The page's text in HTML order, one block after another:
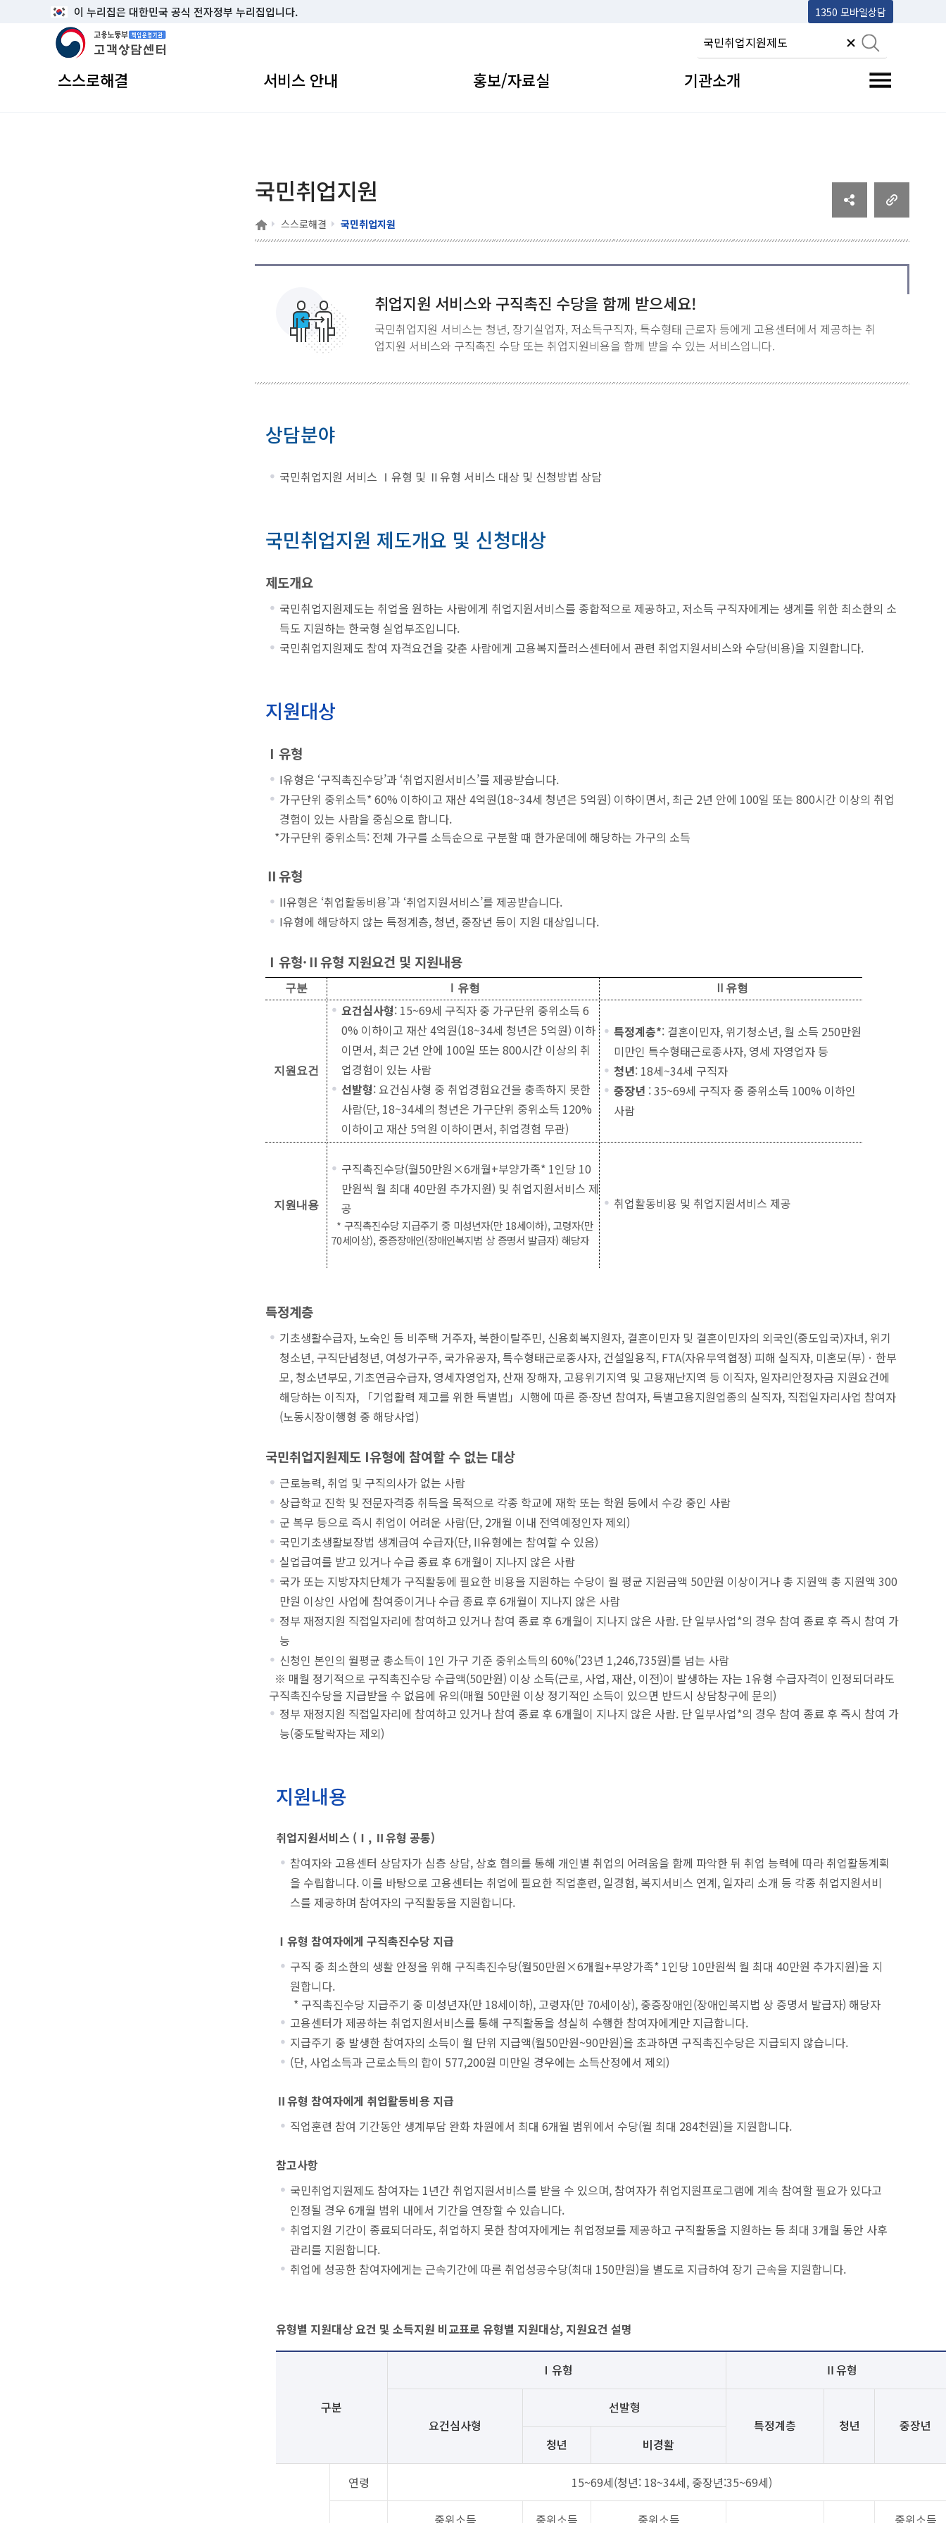
이 누리집은 대한민국 공식 전자정부 누리집입니다. 1350 모바일상담
고용노동부 책임운영기관 고객상담센터
스스로해결 서비스 안내 홍보/자료실 기관소개 전체메뉴 토글
국민취업지원
홈 스스로해결 국민취업지원
취업지원 서비스와 구직촉진 수당을 함께 받으세요!
국민취업지원 서비스는 청년, 장기실업자, 저소득구직자, 특수형태 근로자 등에게 고용센터에서 제공하는 취
업지원 서비스와 구직촉진 수당 또는 취업지원비용을 함께 받을 수 있는 서비스입니다.
상담분야
국민취업지원 서비스 Ⅰ유형 및 Ⅱ유형 서비스 대상 및 신청방법 상담
국민취업지원 제도개요 및 신청대상
제도개요
국민취업지원제도는 취업을 원하는 사람에게 취업지원서비스를 종합적으로 제공하고, 저소득 구직자에게는 생계를 위한 최소한의 소
득도 지원하는 한국형 실업부조입니다.
국민취업지원제도 참여 자격요건을 갖춘 사람에게 고용복지플러스센터에서 관련 취업지원서비스와 수당(비용)을 지원합니다.
지원대상
Ⅰ유형
I유형은 ‘구직촉진수당’과 ‘취업지원서비스’를 제공받습니다.
가구단위 중위소득* 60% 이하이고 재산 4억원(18~34세 청년은 5억원) 이하이면서, 최근 2년 안에 100일 또는 800시간 이상의 취업
경험이 있는 사람을 중심으로 합니다.
*가구단위 중위소득: 전체 가구를 소득순으로 구분할 때 한가운데에 해당하는 가구의 소득
Ⅱ유형
II유형은 ‘취업활동비용’과 ‘취업지원서비스’를 제공받습니다.
I유형에 해당하지 않는 특정계층, 청년, 중장년 등이 지원 대상입니다.
Ⅰ유형·Ⅱ유형 지원요건 및 지원내용
구분 Ⅰ유형 Ⅱ유형
지원요건
요건심사형: 15~69세 구직자 중 가구단위 중위소득 6
0% 이하이고 재산 4억원(18~34세 청년은 5억원) 이하
이면서, 최근 2년 안에 100일 또는 800시간 이상의 취
업경험이 있는 사람
선발형: 요건심사형 중 취업경험요건을 충족하지 못한
사람(단, 18~34세의 청년은 가구단위 중위소득 120%
이하이고 재산 5억원 이하이면서, 취업경험 무관)
특정계층*: 결혼이민자, 위기청소년, 월 소득 250만원
미만인 특수형태근로종사자, 영세 자영업자 등
청년: 18세~34세 구직자
중장년 : 35~69세 구직자 중 중위소득 100% 이하인
사람
지원내용
구직촉진수당(월50만원×6개월+부양가족* 1인당 10
만원씩 월 최대 40만원 추가지원) 및 취업지원서비스 제
공
* 구직촉진수당 지급주기 중 미성년자(만 18세이하), 고령자(만
70세이상), 중증장애인(장애인복지법 상 증명서 발급자) 해당자
취업활동비용 및 취업지원서비스 제공
특정계층
기초생활수급자, 노숙인 등 비주택 거주자, 북한이탈주민, 신용회복지원자, 결혼이민자 및 결혼이민자의 외국인(중도입국)자녀, 위기
청소년, 구직단념청년, 여성가구주, 국가유공자, 특수형태근로종사자, 건설일용직, FTA(자유무역협정) 피해 실직자, 미혼모(부)ㆍ한부
모, 청소년부모, 기초연금수급자, 영세자영업자, 산재 장해자, 고용위기지역 및 고용재난지역 등 이직자, 일자리안정자금 지원요건에
해당하는 이직자, 「기업활력 제고를 위한 특별법」시행에 따른 중·장년 참여자, 특별고용지원업종의 실직자, 직접일자리사업 참여자
(노동시장이행형 중 해당사업)
국민취업지원제도 I유형에 참여할 수 없는 대상
근로능력, 취업 및 구직의사가 없는 사람
상급학교 진학 및 전문자격증 취득을 목적으로 각종 학교에 재학 또는 학원 등에서 수강 중인 사람
군 복무 등으로 즉시 취업이 어려운 사람(단, 2개월 이내 전역예정인자 제외)
국민기초생활보장법 생계급여 수급자(단, II유형에는 참여할 수 있음)
실업급여를 받고 있거나 수급 종료 후 6개월이 지나지 않은 사람
국가 또는 지방자치단체가 구직활동에 필요한 비용을 지원하는 수당이 월 평균 지원금액 50만원 이상이거나 총 지원액 총 지원액 300
만원 이상인 사업에 참여중이거나 수급 종료 후 6개월이 지나지 않은 사람
정부 재정지원 직접일자리에 참여하고 있거나 참여 종료 후 6개월이 지나지 않은 사람. 단 일부사업*의 경우 참여 종료 후 즉시 참여 가
능
신청인 본인의 월평균 총소득이 1인 가구 기준 중위소득의 60%('23년 1,246,735원)를 넘는 사람
※ 매월 정기적으로 구직촉진수당 수급액(50만원) 이상 소득(근로, 사업, 재산, 이전)이 발생하는 자는 1유형 수급자격이 인정되더라도
구직촉진수당을 지급받을 수 없음에 유의(매월 50만원 이상 정기적인 소득이 있으면 반드시 상담창구에 문의)
정부 재정지원 직접일자리에 참여하고 있거나 참여 종료 후 6개월이 지나지 않은 사람. 단 일부사업*의 경우 참여 종료 후 즉시 참여 가
능(중도탈락자는 제외)
지원내용
취업지원서비스 (Ⅰ, Ⅱ유형 공통)
참여자와 고용센터 상담자가 심층 상담, 상호 협의를 통해 개인별 취업의 어려움을 함께 파악한 뒤 취업 능력에 따라 취업활동계획
을 수립합니다. 이를 바탕으로 고용센터는 취업에 필요한 직업훈련, 일경험, 복지서비스 연계, 일자리 소개 등 각종 취업지원서비
스를 제공하며 참여자의 구직활동을 지원합니다.
Ⅰ유형 참여자에게 구직촉진수당 지급
구직 중 최소한의 생활 안정을 위해 구직촉진수당(월50만원×6개월+부양가족* 1인당 10만원씩 월 최대 40만원 추가지원)을 지
원합니다.
* 구직촉진수당 지급주기 중 미성년자(만 18세이하), 고령자(만 70세이상), 중증장애인(장애인복지법 상 증명서 발급자) 해당자
고용센터가 제공하는 취업지원서비스를 통해 구직활동을 성실히 수행한 참여자에게만 지급합니다.
지급주기 중 발생한 참여자의 소득이 월 단위 지급액(월50만원~90만원)을 초과하면 구직촉진수당은 지급되지 않습니다.
(단, 사업소득과 근로소득의 합이 577,200원 미만일 경우에는 소득산정에서 제외)
Ⅱ유형 참여자에게 취업활동비용 지급
직업훈련 참여 기간동안 생계부담 완화 차원에서 최대 6개월 범위에서 수당(월 최대 284천원)을 지원합니다.
참고사항
국민취업지원제도 참여자는 1년간 취업지원서비스를 받을 수 있으며, 참여자가 취업지원프로그램에 계속 참여할 필요가 있다고
인정될 경우 6개월 범위 내에서 기간을 연장할 수 있습니다.
취업지원 기간이 종료되더라도, 취업하지 못한 참여자에게는 취업정보를 제공하고 구직활동을 지원하는 등 최대 3개월 동안 사후
관리를 지원합니다.
취업에 성공한 참여자에게는 근속기간에 따른 취업성공수당(최대 150만원)을 별도로 지급하여 장기 근속을 지원합니다.
유형별 지원대상 요건 및 소득지원 비교표로 유형별 지원대상, 지원요건 설명
구분
Ⅰ유형 Ⅱ유형
요건심사형
선발형
특정계층
청년
중장년
청년
비경활
연령 15~69세(청년: 18~34세, 중장년:35~69세)